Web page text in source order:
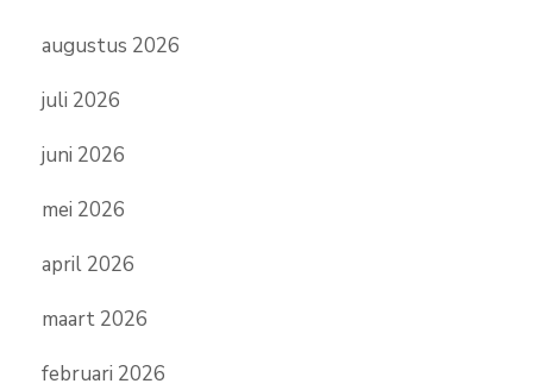
augustus 2026
juli 2026
juni 2026
mei 2026
april 2026
maart 2026
februari 2026